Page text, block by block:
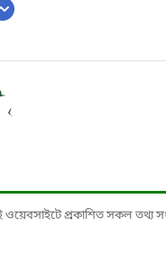
প্রকাশিত সকল তথ্য